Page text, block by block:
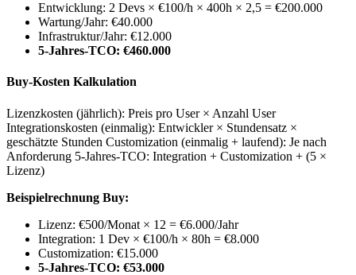
Entwicklung: 2 Devs × €100/h × 400h × 2,5 = €200.000
Wartung/Jahr: €40.000
Infrastruktur/Jahr: €12.000
5-Jahres-TCO: €460.000
Buy-Kosten Kalkulation
Lizenzkosten (jährlich): Preis pro User × Anzahl User
Integrationskosten (einmalig): Entwickler × Stundensatz ×
geschätzte Stunden Customization (einmalig + laufend): Je nach
Anforderung 5-Jahres-TCO: Integration + Customization + (5 ×
Lizenz)
Beispielrechnung Buy:
Lizenz: €500/Monat × 12 = €6.000/Jahr
Integration: 1 Dev × €100/h × 80h = €8.000
Customization: €15.000
5-Jahres-TCO: €53.000